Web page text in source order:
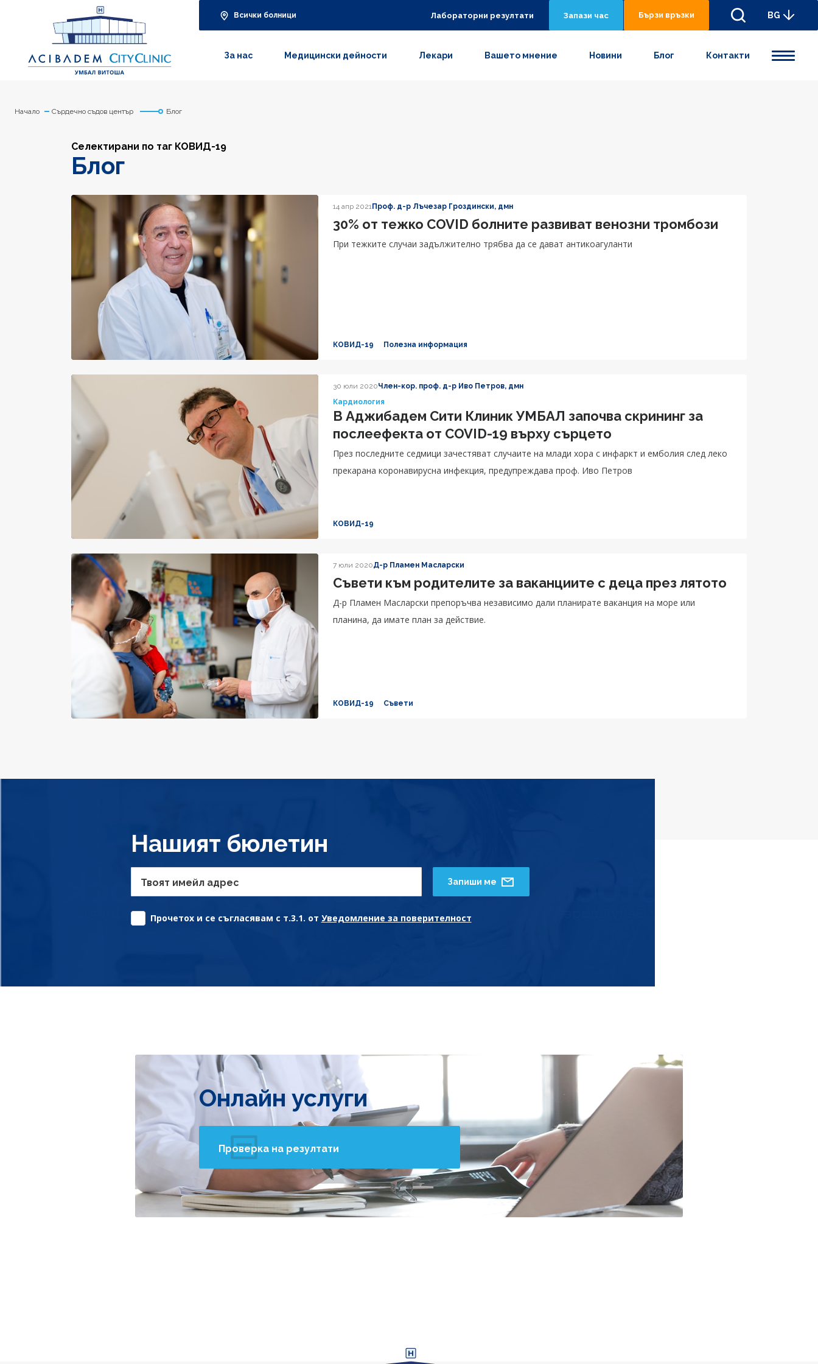
Всички болници Лабораторни резултати Запази час Бързи връзки BG
За нас Медицински дейности Лекари Вашето мнение Новини Блог Контакти
Начало Сърдечно съдов център Блог
Селектирани по таг КОВИД-19
Блог
14 апр 2021Проф. д-р Лъчезар Гроздински, дмн
30% от тежко COVID болните развиват венозни тромбози
При тежките случаи задължително трябва да се дават антикоагуланти
КОВИД-19 Полезна информация
30 юли 2020Член-кор. проф. д-р Иво Петров, дмн
Кардиология
В Аджибадем Сити Клиник УМБАЛ започва скрининг за
послеефекта от COVID-19 върху сърцето
През последните седмици зачестяват случаите на млади хора с инфаркт и емболия след леко
прекарана коронавирусна инфекция, предупреждава проф. Иво Петров
КОВИД-19
7 юли 2020Д-р Пламен Масларски
Съвети към родителите за ваканциите с деца през лятото
Д-р Пламен Масларски препоръчва независимо дали планирате ваканция на море или
планина, да имате план за действие.
КОВИД-19 Съвети
Нашият бюлетин
Твоят имейл адрес
Прочетох и се съгласявам с т.3.1. от Уведомление за поверителност
Запиши ме
Онлайн услуги
Проверка на резултати